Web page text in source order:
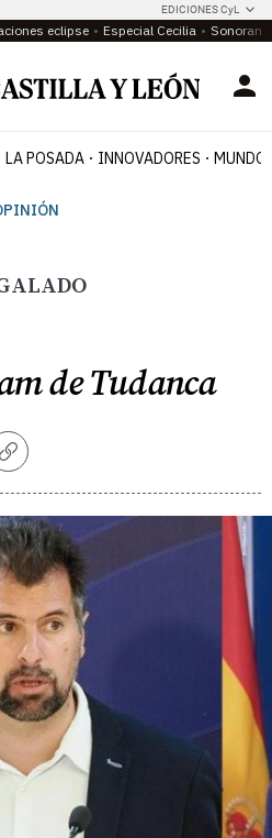
EDICIONES CyL
eclipse Especial Cecilia
LA POSADA INNOVADORES MUNDO
de Tudanca
Copiar